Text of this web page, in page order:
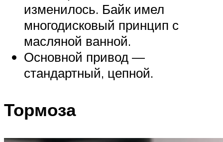
изменилось. Байк имел
многодисковый принцип с
масляной ванной.
Основной привод —
стандартный, цепной.
Тормоза